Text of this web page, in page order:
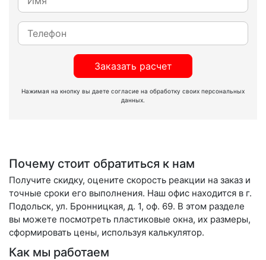
Заказать расчет
Нажимая на кнопку вы даете согласие на обработку своих персональных
данных.
Почему стоит обратиться к нам
Получите скидку, оцените скорость реакции на заказ и
точные сроки его выполнения. Наш офис находится в г.
Подольск, ул. Бронницкая, д. 1, оф. 69. В этом разделе
вы можете посмотреть пластиковые окна, их размеры,
сформировать цены, используя калькулятор.
Как мы работаем